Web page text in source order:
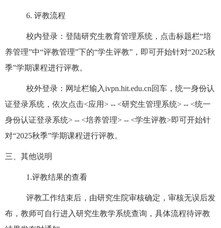
6. 评教流程
校内登录：登陆研究生教育管理系统，点击标题栏“培
养管理”中“评教管理”下的“学生评教”，即可开始针对“2025秋
季”学期课程进行评教。
校外登录：网址栏输入ivpn.hit.edu.cn回车，统一身份认
证登录系统，依次点击<应用> -- <研究生管理系统> -- <统一
身份认证登录系统> -- <培养管理> -- <学生评教>即可开始针
对“2025秋季”学期课程进行评教。
三、其他说明
1.评教结果的查看
评教工作结束后，由研究生院审核确定，审核无误后发
布，教师可自行进入研究生教学系统查询，具体流程待评教